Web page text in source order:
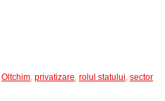
Oltchim, privatizare, rolul statului, sector